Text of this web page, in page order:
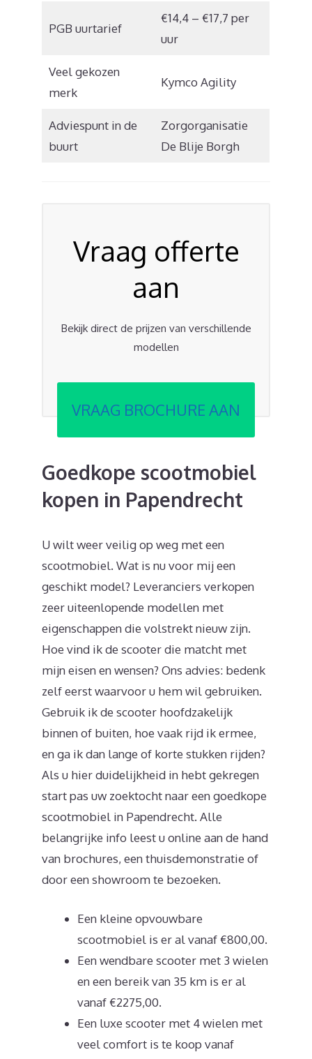
PGB uurtarief
€14,4 – €17,7 per
uur
Veel gekozen
merk
Kymco Agility
Adviespunt in de
buurt
Zorgorganisatie
De Blije Borgh
Vraag offerte
aan
Bekijk direct de prijzen van verschillende
modellen
VRAAG BROCHURE AAN
Goedkope scootmobiel
kopen in Papendrecht
U wilt weer veilig op weg met een
scootmobiel. Wat is nu voor mij een
geschikt model? Leveranciers verkopen
zeer uiteenlopende modellen met
eigenschappen die volstrekt nieuw zijn.
Hoe vind ik de scooter die matcht met
mijn eisen en wensen? Ons advies: bedenk
zelf eerst waarvoor u hem wil gebruiken.
Gebruik ik de scooter hoofdzakelijk
binnen of buiten, hoe vaak rijd ik ermee,
en ga ik dan lange of korte stukken rijden?
Als u hier duidelijkheid in hebt gekregen
start pas uw zoektocht naar een goedkope
scootmobiel in Papendrecht. Alle
belangrijke info leest u online aan de hand
van brochures, een thuisdemonstratie of
door een showroom te bezoeken.
Een kleine opvouwbare
scootmobiel is er al vanaf €800,00.
Een wendbare scooter met 3 wielen
en een bereik van 35 km is er al
vanaf €2275,00.
Een luxe scooter met 4 wielen met
veel comfort is te koop vanaf